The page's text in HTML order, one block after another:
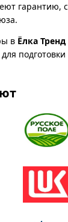
гарантию,
в Ёлка
подготовки